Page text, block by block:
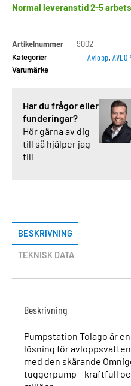
Normal leveranstid 2-5
Artikelnummer
9002
Kategorier
Avlopp,
Varumärke
Har du frågor eller
funderingar?
Hör gärna av dig
till så hjälper jag
till
BESKRIVNING
TEKNISK DATA
Beskrivning
Pumpstation Tolago är
lösning för
med den skärande
tuggerpump – kraftfull